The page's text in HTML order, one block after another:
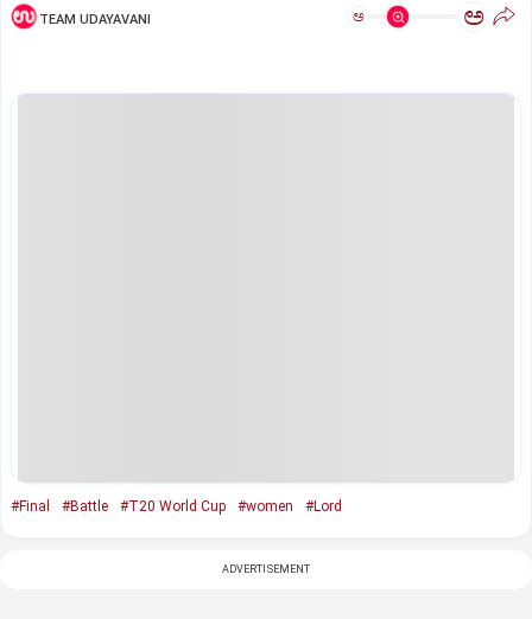
TEAM UDAYAVANI ಅ ಅ
#Final #Battle #T20 World Cup #women #Lord
ADVERTISEMENT